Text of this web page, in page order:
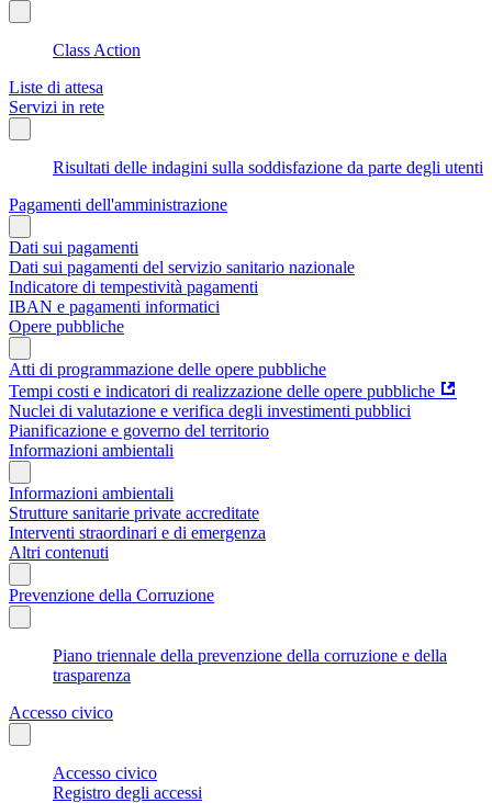
Class Action
Liste di attesa
Servizi in rete
Risultati delle indagini sulla soddisfazione da parte degli utenti
Pagamenti dell'amministrazione
Dati sui pagamenti
Dati sui pagamenti del servizio sanitario nazionale
Indicatore di tempestività pagamenti
IBAN e pagamenti informatici
Opere pubbliche
Atti di programmazione delle opere pubbliche
Tempi costi e indicatori di realizzazione delle opere pubbliche
Nuclei di valutazione e verifica degli investimenti pubblici
Pianificazione e governo del territorio
Informazioni ambientali
Informazioni ambientali
Strutture sanitarie private accreditate
Interventi straordinari e di emergenza
Altri contenuti
Prevenzione della Corruzione
Piano triennale della prevenzione della corruzione e della
trasparenza
Accesso civico
Accesso civico
Registro degli accessi